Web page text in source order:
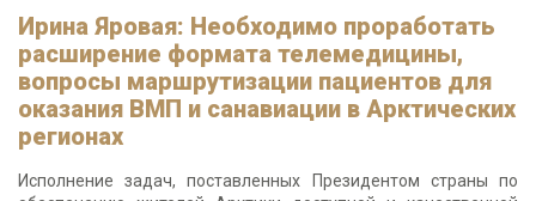
Ирина Яровая: Необходимо проработать
расширение формата телемедицины,
вопросы маршрутизации пациентов для
оказания ВМП и санавиации в Арктических
регионах
Исполнение задач, поставленных Президентом страны по